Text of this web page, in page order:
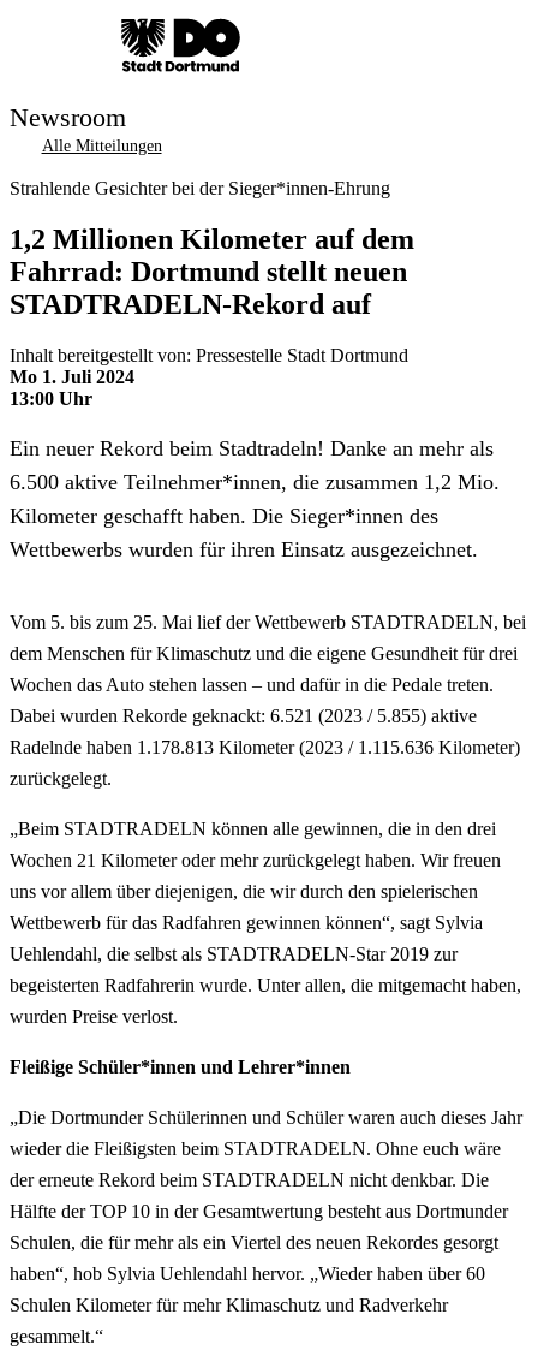
Newsroom
Alle Mitteilungen
Strahlende Gesichter bei der Sieger*innen-Ehrung
1,2 Millionen Kilometer auf dem
Fahrrad: Dortmund stellt neuen
STADTRADELN-Rekord auf
Inhalt bereitgestellt von: Pressestelle Stadt Dortmund
Mo 1. Juli 2024
13:00 Uhr
Ein neuer Rekord beim Stadtradeln! Danke an mehr als
6.500 aktive Teilnehmer*innen, die zusammen 1,2 Mio.
Kilometer geschafft haben. Die Sieger*innen des
Wettbewerbs wurden für ihren Einsatz ausgezeichnet.
Vom 5. bis zum 25. Mai lief der Wettbewerb STADTRADELN, bei
dem Menschen für Klimaschutz und die eigene Gesundheit für drei
Wochen das Auto stehen lassen – und dafür in die Pedale treten.
Dabei wurden Rekorde geknackt: 6.521 (2023 / 5.855) aktive
Radelnde haben 1.178.813 Kilometer (2023 / 1.115.636 Kilometer)
zurückgelegt.
„Beim STADTRADELN können alle gewinnen, die in den drei
Wochen 21 Kilometer oder mehr zurückgelegt haben. Wir freuen
uns vor allem über diejenigen, die wir durch den spielerischen
Wettbewerb für das Radfahren gewinnen können“, sagt Sylvia
Uehlendahl, die selbst als STADTRADELN-Star 2019 zur
begeisterten Radfahrerin wurde. Unter allen, die mitgemacht haben,
wurden Preise verlost.
Fleißige Schüler*innen und Lehrer*innen
„Die Dortmunder Schülerinnen und Schüler waren auch dieses Jahr
wieder die Fleißigsten beim STADTRADELN. Ohne euch wäre
der erneute Rekord beim STADTRADELN nicht denkbar. Die
Hälfte der TOP 10 in der Gesamtwertung besteht aus Dortmunder
Schulen, die für mehr als ein Viertel des neuen Rekordes gesorgt
haben“, hob Sylvia Uehlendahl hervor. „Wieder haben über 60
Schulen Kilometer für mehr Klimaschutz und Radverkehr
gesammelt.“